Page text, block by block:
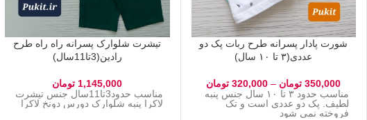
شورت پادار پسرانه طرح ربات پک دو
عددی(۳ تا ۱۰ سال)
350,000 تومان –
320,000 تومان
مناسب حدود ۳ تا ۱۰ سال جنس پنبه
لطیف. پک دو عددی است و تک
فروخته نمی شود
تیشرت شلوارک پسرانه راه راه طرح
رادین(3تا11سال)
1,145,000 تومان
مناسب حدود3تا11سال جنس تیشرت
لاکرا پنبه شلوارک دورس دونخ لاکرا